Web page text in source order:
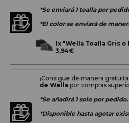
*Se enviará 1 toalla por
*El color se enviará de
1x "Wella Toalla Gris
3,94€
¡Consigue de manera gratuita
de Wella por compras
*Se añadirá 1 solo por pedido.
*Disponible hasta agotar